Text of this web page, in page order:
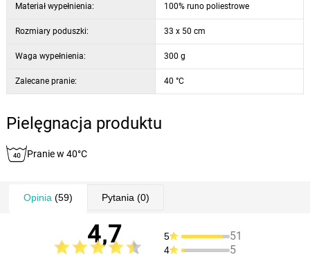
Materiał wypełnienia: 100% runo poliestrowe
Rozmiary poduszki: 33 x 50 cm
Waga wypełnienia: 300 g
Zalecane pranie: 40 °C
Pielęgnacja produktu
Pranie w 40°C
Opinia (59) Pytania (0)
4,7 5 51
4 5